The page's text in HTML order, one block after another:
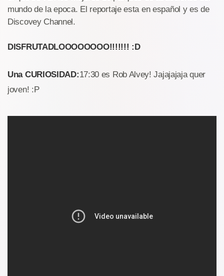
mundo de la epoca. El reportaje esta en español y es de
Discovey Channel.
DISFRUTADLOOOOOOOO!!!!!!! :D
Una CURIOSIDAD:17:30 es Rob Alvey! Jajajajaja quer
joven! :P